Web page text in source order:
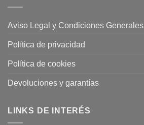
Aviso Legal y Condiciones Generales
Política de privacidad
Política de cookies
Devoluciones y garantías
LINKS DE INTERÉS